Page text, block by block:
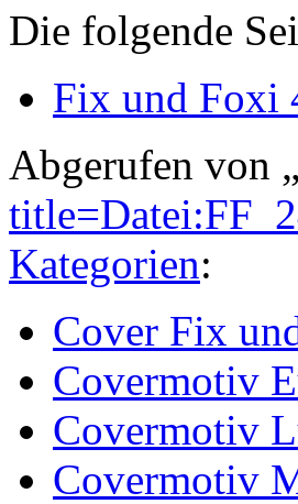
Die folgende
Fix und Foxi
Abgerufen von „
Kategorien:
Cover Fix
Covermotiv
Covermotiv
Covermotiv